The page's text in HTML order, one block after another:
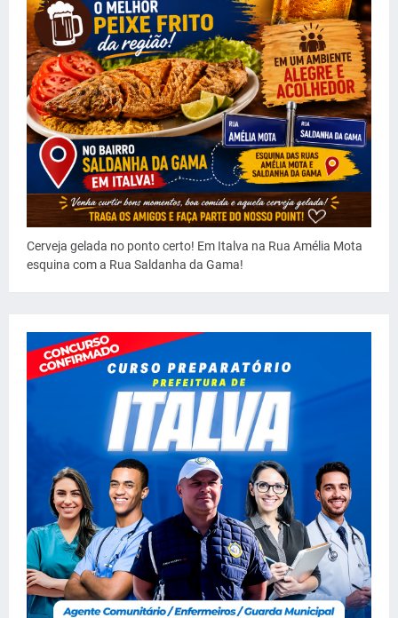
Cerveja gelada no ponto certo! Em Italva na Rua Amélia Mota
esquina com a Rua Saldanha da Gama!